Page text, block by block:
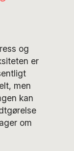
og
er
men
kan
om